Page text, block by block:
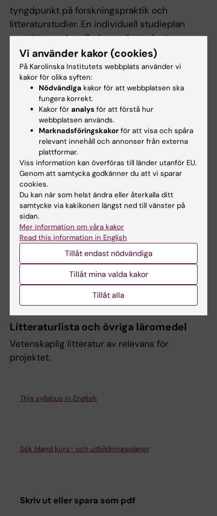
tyngdpunkt på forskningspraktik och
litteraturstudier. En individuell studieplan
upprättas av handledare och student
tillsammans inför kursen, med hänsyn tagen
till kursens omfattning.
Arbetsformer
Individuellt arbete under handledning.
Examination
Examinationen består av skriftlig och muntlig
presentation av projektet.
Övriga föreskrifter
Kursen ges på engelska.
Denna kurs ersätter kursen Projekt inom
nutritionsvetenskap för utbytesstudenter, 7,5
hp (2EE119) och kan inte ingå i examen
tillsammans med sistnämnda kurs.
Litteraturlista och övriga läromedel
Vetenskaplig litteratur av relevans för
projektet.
This syllabus in English
Sök bland kurs- och utbildningsplaner
Skriv ut eller spara som pdf
Vi använder kakor (cookies)
På Karolinska Institutets webbplats använder vi
kakor för olika syften:
Nödvändiga kakor för att webbplatsen ska
fungera korrekt.
Kakor för analys för att förstå hur
webbplatsen används.
Marknadsföringskakor för att visa och spåra
relevant innehåll och annonser från externa
plattformar.
Viss information kan överföras till länder utanför EU.
Genom att samtycka godkänner du att vi sparar
cookies.
Du kan när som helst ändra eller återkalla ditt
samtycke via kakikonen längst ned till vänster på
sidan.
Mer information om våra kakor
Read this information in English
Tillåt endast nödvändiga
Tillåt mina valda kakor
Tillåt alla